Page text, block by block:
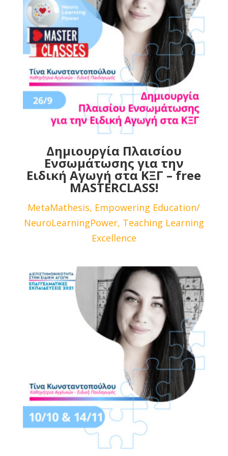
Δημιουργία Πλαισίου
Ενσωμάτωσης για την
Ειδική Αγωγή στα ΚΞΓ – free
MASTERCLASS!
MetaMathesis, Empowering Education/
NeuroLearningPower, Teaching Learning
Excellence